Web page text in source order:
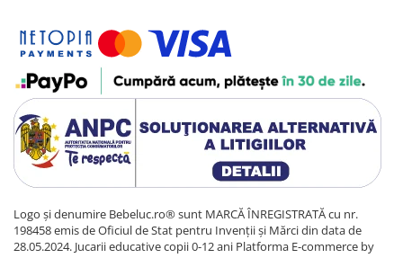
Produse de Curatenie
Jucarii exterior
Trotinete copii
Jucarii curte
Leagane copii
Karturi copii
Biciclete copii
Trambulina copii
Logo și denumire Bebeluc.ro® sunt MARCĂ ÎNREGISTRATĂ cu nr.
198458 emis de Oficiul de Stat pentru Invenții și Mărci din data de
28.05.2024. Jucarii educative copii 0-12 ani Platforma E-commerce by